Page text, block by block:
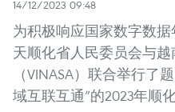
14/12/2023 09:48
为积极响应国家数字数据
天顺化省人民委员会与
（VINASA）联合举行了
域互联互通”的2023年顺